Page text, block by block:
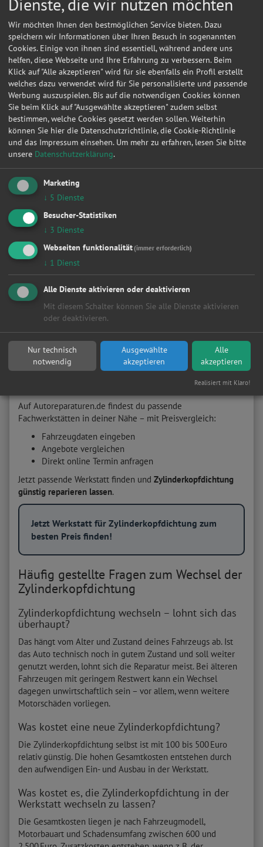
Zylinderkopfdichtung in der Werkstatt
ab?
Das Zylinderkopfdichtung wechseln lassen
ist ein komplexer
Eingriff, der in der Werkstatt typischerweise so abläuft:
Motoröl und Kühlflüssigkeit werden abgelassen
Der Zylinderkopf wird demontiert
Die alte Dichtung wird entfernt, der Kopf
geprüft/geplant
Neue Zylinderkopfdichtung und ggf. Kopfschrauben
werden montiert
Zusammenbau, Öl- und Kühlmittelaustausch
Motorlauf & Dichtheit werden geprüft
Zylinderkopfdichtung wechseln: Dauer
Werktage. Je nach Schadenumfang, Teileverfügbarkeit und
Motorzugänglichkeit kann es auch länger dauern.
Was beeinflusst die Reparaturkosten ?
Fahrzeugtyp:Je komplizierter der Motor, desto höher
die Arbeitskosten
tauschen
Regionale Preisunterschiede
Marke/Modell:z. B. „Zylinderkopfdichtung wechseln
Kosten BMW“, „Opel Meriva“ oder „Fiat Ducato“
Jetzt Werkstatt finden und
Zylinderkopfdichtung wechseln lassen
Auf Autoreparaturen.de findest du passende
Fachwerkstätten in deiner Nähe – mit Preisvergleich:
Fahrzeugdaten eingeben
Angebote vergleichen
Direkt online Termin anfragen
Jetzt passende Werkstatt finden und Zylinderkopfdichtung
günstig reparieren lassen.
Jetzt Werkstatt für Zylinderkopfdichtung zum
besten Preis finden!
Häufig gestellte Fragen zum Wechsel der
Zylinderkopfdichtung
Zylinderkopfdichtung wechseln – lohnt sich das
überhaupt?
Das hängt vom Alter und Zustand deines Fahrzeugs ab. Ist
das Auto technisch noch in gutem Zustand und soll weiter
genutzt werden, lohnt sich die Reparatur meist. Bei älteren
Fahrzeugen mit geringem Restwert kann ein Wechsel
dagegen unwirtschaftlich sein – vor allem, wenn weitere
Motorschäden vorliegen.
Was kostet eine neue Zylinderkopfdichtung?
Die Zylinderkopfdichtung selbst ist mit 100 bis 500 Euro
relativ günstig. Die hohen Gesamtkosten entstehen durch
den aufwendigen Ein- und Ausbau in der Werkstatt.
Was kostet es, die Zylinderkopfdichtung in der
Werkstatt wechseln zu lassen?
Die Gesamtkosten liegen je nach Fahrzeugmodell,
Motorbauart und Schadensumfang zwischen 600 und
Wir möchten Ihnen den bestmöglichen Service bieten. Dazu
speichern wir Informationen über Ihren Besuch in sogenannten
Cookies. Einige von ihnen sind essentiell, während andere uns
helfen, diese Webseite und Ihre Erfahrung zu verbessern. Beim
Klick auf "Alle akzeptieren" wird für sie ebenfalls ein Profil erstellt
welches dazu verwendet wird für Sie personalisierte und passende
Werbung auszuspielen. Bis auf die notwendigen Cookies können
Sie beim Klick auf "Ausgewählte akzeptieren" zudem selbst
bestimmen, welche Cookies gesetzt werden sollen. Weiterhin
können Sie hier die Datenschutzrichtlinie, die Cookie-Richtlinie
und das Impressum einsehen. Um mehr zu erfahren, lesen Sie bitte
unsere Datenschutzerklärung.
Marketing
↓ 5 Dienste
Besucher-Statistiken
↓ 3 Dienste
Webseiten funktionalität(immer erforderlich)
↓ 1 Dienst
Alle Dienste aktivieren oder deaktivieren
Mit diesem Schalter können Sie alle Dienste aktivieren
oder deaktivieren.
Nur technisch
notwendig
Ausgewählte
akzeptieren
Alle
akzeptieren
Realisiert mit Klaro!